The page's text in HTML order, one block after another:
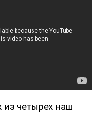
из четырех наш